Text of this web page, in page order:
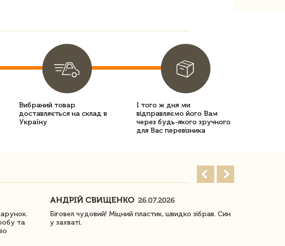
Вибраний товар
доставляється на склад в
Україну
І того ж дня ми
відправляємо його Вам
через будь-якого зручного
для Вас перевізника
та
АНДРІЙ СВИЩЕНКО 26.07.2026
Біговел чудовий! Міцний пластик, швидко зібрав. Син
у захваті.